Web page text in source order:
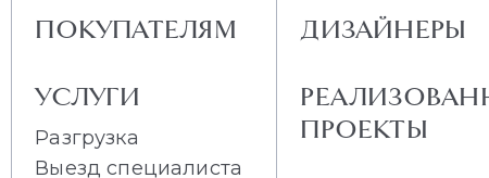
ПОКУПАТЕЛЯМ
УСЛУГИ
Разгрузка
Выезд специалиста
ДИЗАЙНЕРЫ
ПРОЕКТЫ